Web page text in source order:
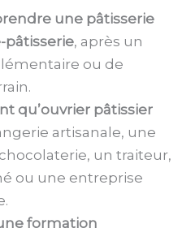
une pâtisserie
pâtisserie, après un
ou de
qu’ouvrier pâtissier
artisanale, une
un traiteur,
ou une entreprise
formation